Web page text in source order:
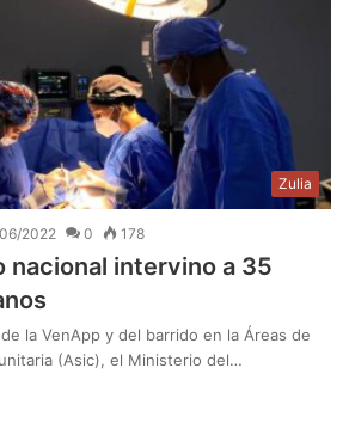
Zulia
2022 0 178
nacional intervino a 35
la VenApp y del barrido en la Áreas de
(Asic), el Ministerio del…